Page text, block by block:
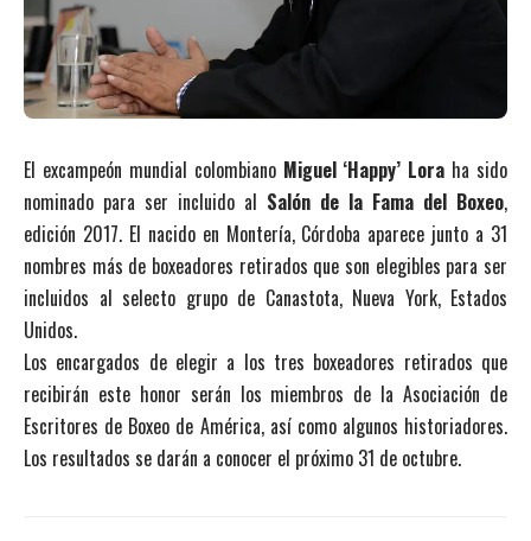
El excampeón mundial colombiano Miguel ‘Happy’ Lora ha sido
nominado para ser incluido al Salón de la Fama del Boxeo,
edición 2017. El nacido en Montería, Córdoba aparece junto a 31
nombres más de boxeadores retirados que son elegibles para ser
incluidos al selecto grupo de Canastota, Nueva York, Estados
Unidos.
Los encargados de elegir a los tres boxeadores retirados que
recibirán este honor serán los miembros de la Asociación de
Escritores de Boxeo de América, así como algunos historiadores.
Los resultados se darán a conocer el próximo 31 de octubre.